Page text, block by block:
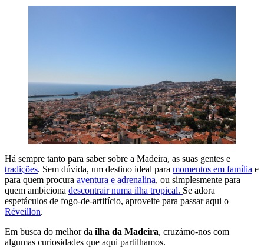
Há sempre tanto para saber sobre a Madeira, as suas gentes e
tradições. Sem dúvida, um destino ideal para momentos em família e
para quem procura aventura e adrenalina, ou simplesmente para
quem ambiciona descontrair numa ilha tropical. Se adora
espetáculos de fogo-de-artifício, aproveite para passar aqui o
Réveillon.
Em busca do melhor da ilha da Madeira, cruzámo-nos com
algumas curiosidades que aqui partilhamos.